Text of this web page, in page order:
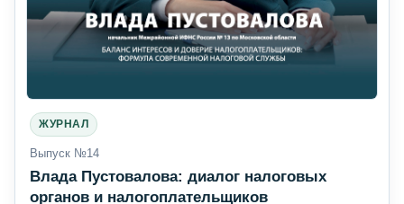
ЖУРНАЛ
Выпуск №14
Влада Пустовалова: диалог налоговых
органов и налогоплательщиков